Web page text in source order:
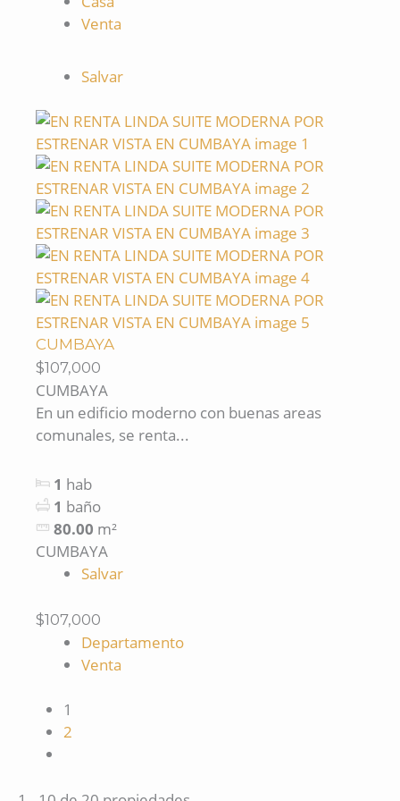
Venta
Salvar
CUMBAYA
$107,000
CUMBAYA
En un edificio moderno con buenas areas
comunales, se renta...
1 hab
1 baño
80.00 m²
CUMBAYA
Salvar
$107,000
Departamento
Venta
1
2